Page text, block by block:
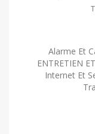
Alarme Et
ENTRETIEN
Internet Et